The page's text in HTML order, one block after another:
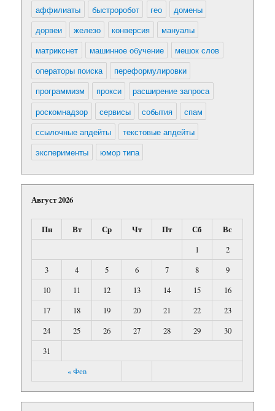
аффилиаты
быстроробот гео
домены
дорвеи
железо конверсия
мануалы
матрикснет
машинное обучение
мешок слов
операторы поиска
переформулировки
программизм
прокси
расширение запроса
роскомнадзор
сервисы события
спам
ссылочные апдейты
текстовые апдейты
эксперименты
юмор типа
Август 2026
Пн Вт Ср Чт Пт Сб Вс
« Фев
1
2
3
4 5 6 7 8
9
10
11 12 13 14 15
16
17
18 19 20 21 22
23
24
25 26 27 28 29
30
31